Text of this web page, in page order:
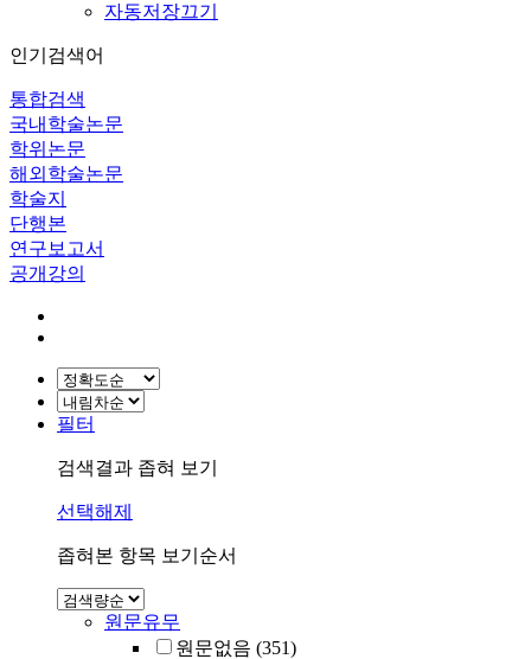
자동저장끄기
인기검색어
통합검색
국내학술논문
학위논문
해외학술논문
학술지
단행본
연구보고서
공개강의
필터
검색결과 좁혀 보기
선택해제
좁혀본 항목 보기순서
원문유무
원문없음 (351)